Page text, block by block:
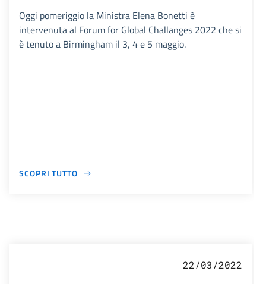
Oggi pomeriggio la Ministra Elena Bonetti è
intervenuta al Forum for Global Challanges 2022 che si
è tenuto a Birmingham il 3, 4 e 5 maggio.
SCOPRI TUTTO
22/03/2022